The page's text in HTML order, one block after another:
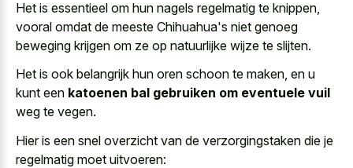
Het is essentieel om hun nagels regelmatig te knippen,
vooral omdat de meeste Chihuahua's niet genoeg
beweging krijgen om ze op natuurlijke wijze te slijten.
Het is ook belangrijk hun oren schoon te maken, en u
kunt een katoenen bal gebruiken om eventuele vuil
weg te vegen.
Hier is een snel overzicht van de verzorgingstaken die je
regelmatig moet uitvoeren: